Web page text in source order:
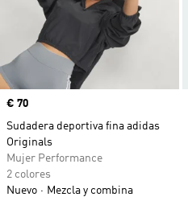
Precio
€ 70
Sudadera deportiva fina adidas
Originals
Mujer Performance
2 colores
Nuevo
Mezcla y combina